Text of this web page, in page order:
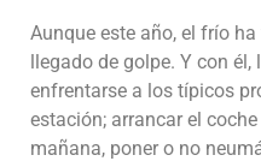
Aunque este año, el frío
llegado de golpe. Y con
enfrentarse a los típicos
estación; arrancar el
mañana, poner o no